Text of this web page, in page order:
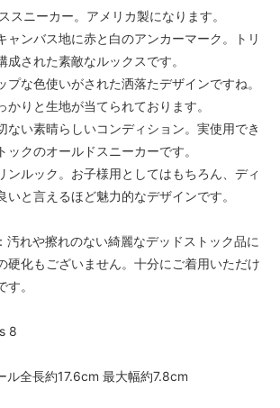
スニーカー。アメリカ製になります。
ャンバス地に赤と白のアンカーマーク。トリ
成された素敵なルックスです。
プな色使いがされた洒落たデザインですね。
かりと生地が当てられております。
ない素晴らしいコンディション。実使用でき
ックのオールドスニーカーです。
ンルック。お子様用としてはもちろん、ディ
いと言えるほど魅力的なデザインです。
れや擦れのない綺麗なデッドストック品に
硬化もございません。十分にご着用いただけ
。
8
全長約17.6cm 最大幅約7.8cm